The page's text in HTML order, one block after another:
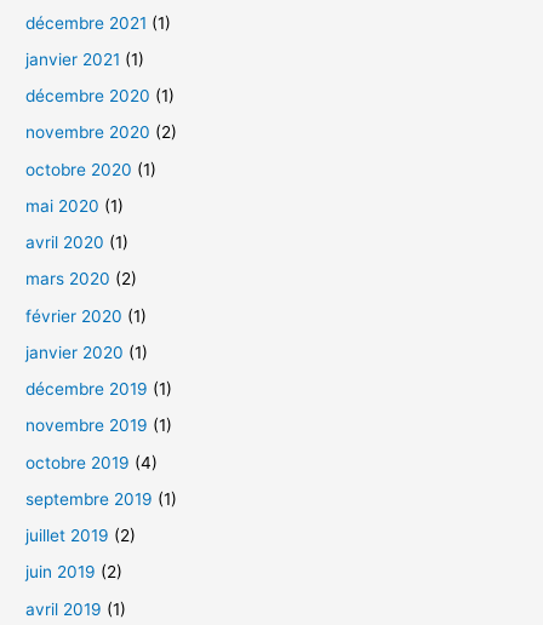
décembre 2021 (1)
janvier 2021 (1)
décembre 2020 (1)
novembre 2020 (2)
octobre 2020 (1)
mai 2020 (1)
avril 2020 (1)
mars 2020 (2)
février 2020 (1)
janvier 2020 (1)
décembre 2019 (1)
novembre 2019 (1)
octobre 2019 (4)
septembre 2019 (1)
juillet 2019 (2)
juin 2019 (2)
avril 2019 (1)